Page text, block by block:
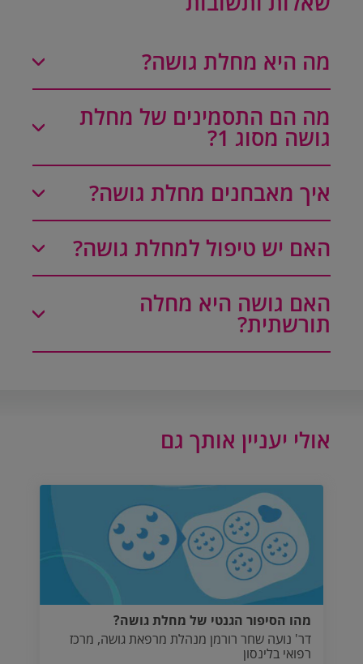
מה היא מחלת גושה?
מה הם התסמינים של מחלת
גושה מסוג 1?
איך מאבחנים מחלת גושה?
האם יש טיפול למחלת גושה?
האם גושה היא מחלה
תורשתית?
אולי יעניין אותך גם
מהו הסיפור הגנטי של מחלת גושה?
דר' נועה שחר רורמן מנהלת מרפאת גושה, מרכז
רפואי בלינסון